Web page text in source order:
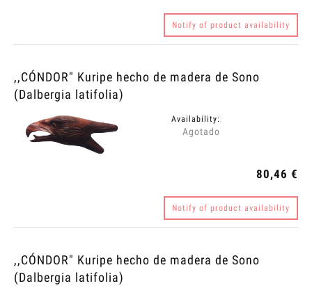
Notify of product availability
,,CÓNDOR" Kuripe hecho de madera de Sono
(Dalbergia latifolia)
Availability:
Agotado
80,46 €
Notify of product availability
,,CÓNDOR" Kuripe hecho de madera de Sono
(Dalbergia latifolia)